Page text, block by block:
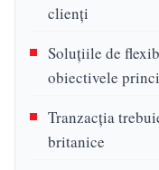
clienți
Soluțiile de
obiectivele
Tranzacția
britanice